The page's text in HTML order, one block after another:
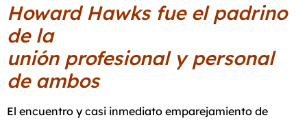
Howard Hawks fue el padrino
de la
unión profesional y personal
de ambos
El encuentro y casi inmediato emparejamiento de